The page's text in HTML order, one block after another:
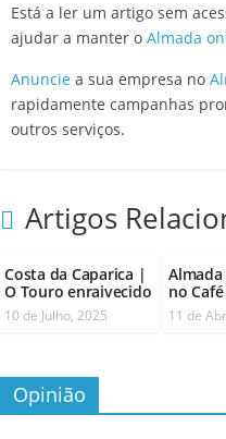
Está a ler um artigo sem
ajudar a manter o Almada
Anuncie a sua empresa no
rapidamente campanhas
outros serviços.
Artigos
Costa da Caparica |
O Touro enraivecido
10 de Julho, 2025
no Café
11 de
Opinião